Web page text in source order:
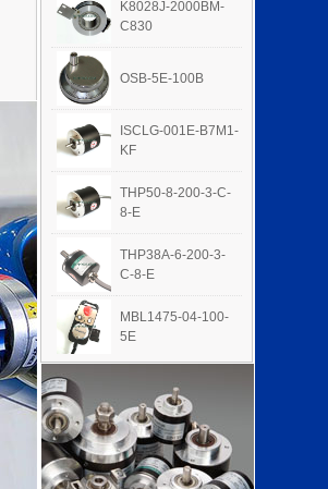
K8028J-2000BM-
C830
OSB-5E-100B
ISCLG-001E-B7M1-
KF
THP50-8-200-3-C-
8-E
THP38A-6-200-3-
C-8-E
MBL1475-04-100-
5E